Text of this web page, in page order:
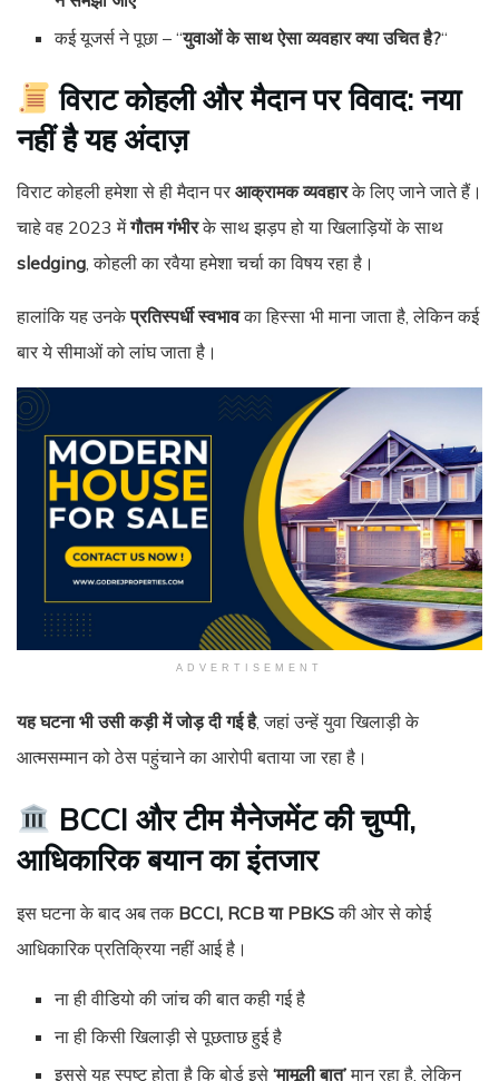
कई यूजर्स ने पूछा – “युवाओं के साथ ऐसा व्यवहार क्या उचित है?“
विराट कोहली और मैदान पर विवाद: नया
नहीं है यह अंदाज़
विराट कोहली हमेशा से ही मैदान पर आक्रामक व्यवहारके लिए जाने जाते हैं।
चाहे वह 2023 मेंगौतम गंभीरके साथ झड़प हो या खिलाड़ियों के साथ
sledging, कोहली का रवैया हमेशा चर्चा का विषय रहा है।
हालांकि यह उनकेप्रतिस्पर्धी स्वभावका हिस्सा भी माना जाता है, लेकिन कई
बार ये सीमाओं को लांघ जाता है।
ADVERTISEMENT
यह घटना भी उसी कड़ी में जोड़ दी गई है, जहां उन्हें युवा खिलाड़ी के
आत्मसम्मान को ठेस पहुंचाने का आरोपी बताया जा रहा है।
BCCI और टीम मैनेजमेंट की चुप्पी,
आधिकारिक बयान का इंतजार
इस घटना के बाद अब तक BCCI, RCB या PBKSकी ओर से कोई
आधिकारिक प्रतिक्रिया नहीं आई है।
ना ही वीडियो की जांच की बात कही गई है
ना ही किसी खिलाड़ी से पूछताछ हुई है
इससे यह स्पष्ट होता है कि बोर्ड इसे‘मामूली बात’मान रहा है, लेकिन